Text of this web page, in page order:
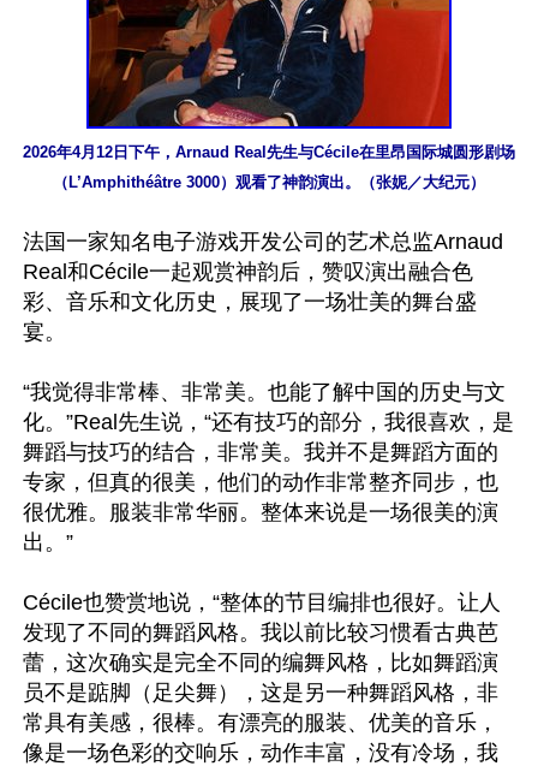
2026年4月12日下午，Arnaud Real先生与Cécile在里昂国际城圆形剧场
（L’Amphithéâtre 3000）观看了神韵演出。（张妮／大纪元）
法国一家知名电子游戏开发公司的艺术总监Arnaud
Real和Cécile一起观赏神韵后，赞叹演出融合色
彩、音乐和文化历史，展现了一场壮美的舞台盛
宴。
“我觉得非常棒、非常美。也能了解中国的历史与文
化。”Real先生说，“还有技巧的部分，我很喜欢，是
舞蹈与技巧的结合，非常美。我并不是舞蹈方面的
专家，但真的很美，他们的动作非常整齐同步，也
很优雅。服装非常华丽。整体来说是一场很美的演
出。”
Cécile也赞赏地说，“整体的节目编排也很好。让人
发现了不同的舞蹈风格。我以前比较习惯看古典芭
蕾，这次确实是完全不同的编舞风格，比如舞蹈演
员不是踮脚（足尖舞），这是另一种舞蹈风格，非
常具有美感，很棒。有漂亮的服装、优美的音乐，
像是一场色彩的交响乐，动作丰富，没有冷场，我